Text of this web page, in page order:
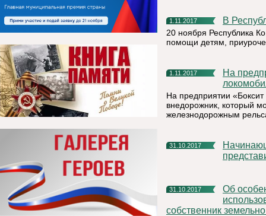
1.11.2017 В
20 ноября Республика
помощи детям,
1.11.2017
На предприятии РУСАЛа в республике Коми появился
На предприятии
внедорожник, который
железнодорожным
31.10.2017
Начинающие предприниматели прошли обучение и
31.10.2017
Об особенностях и порядке изменения вида разрешенного
собственник